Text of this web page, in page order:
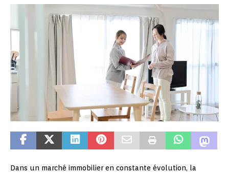
Dans un marché immobilier en constante évolution, la